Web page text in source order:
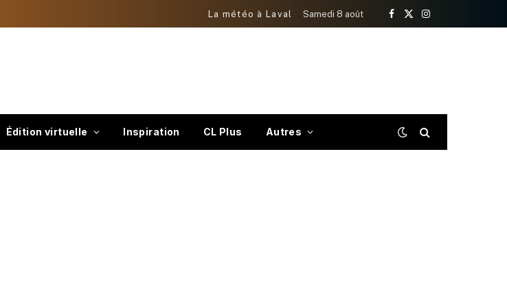
La météo à Laval Samedi 8 août
Facebook
X
Instagram
Édition virtuelle Inspiration CL Plus Autres